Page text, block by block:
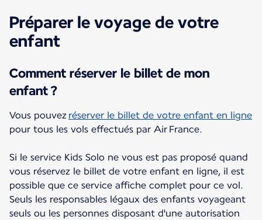
Préparer le voyage de votre
enfant
Comment réserver le billet de mon
enfant ?
Vous pouvez réserver le billet de votre enfant en ligne
pour tous les vols effectués par Air France.
Si le service Kids Solo ne vous est pas proposé quand
vous réservez le billet de votre enfant en ligne, il est
possible que ce service affiche complet pour ce vol.
Seuls les responsables légaux des enfants voyageant
seuls ou les personnes disposant d'une autorisation